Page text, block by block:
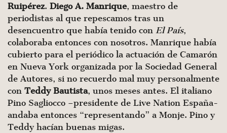
Ruipérez. Diego A. Manrique, maestro de
periodistas al que repescamos tras un
desencuentro que había tenido con El País,
colaboraba entonces con nosotros. Manrique había
cubierto para el periódico la actuación de Camarón
en Nueva York organizada por la Sociedad General
de Autores, si no recuerdo mal muy personalmente
con Teddy Bautista, unos meses antes. El italiano
Pino Sagliocco –presidente de Live Nation España-
andaba entonces “representando” a Monje. Pino y
Teddy hacían buenas migas.